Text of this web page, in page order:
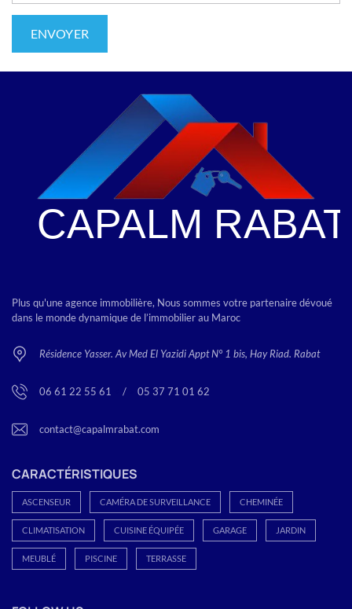
Plus qu'une agence immobilière, Nous sommes votre partenaire dévoué
dans le monde dynamique de l’immobilier au Maroc
Résidence Yasser. Av Med El Yazidi Appt N° 1 bis, Hay Riad. Rabat
06 61 22 55 61 / 05 37 71 01 62
contact@capalmrabat.com
CARACTÉRISTIQUES
ASCENSEUR CAMÉRA DE SURVEILLANCE CHEMINÉE
CLIMATISATION CUISINE ÉQUIPÉE GARAGE JARDIN
MEUBLÉ PISCINE TERRASSE